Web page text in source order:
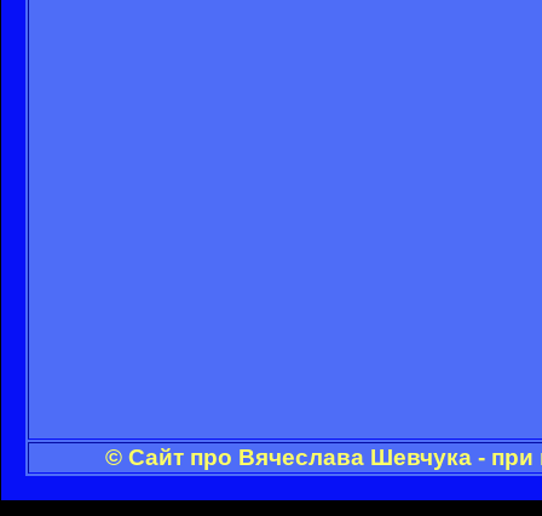
© Сайт про Вячеслава Шевчука -